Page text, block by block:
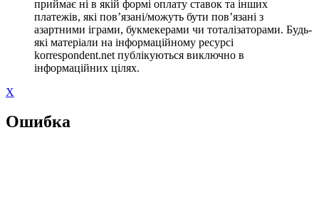
приймає ні в якій формі оплату ставок та інших
платежів, які пов’язані/можуть бути пов’язані з
азартними іграми, букмекерами чи тоталізаторами. Будь-
які матеріали на інформаційному ресурсі
korrespondent.net публікуються виключно в
інформаційних цілях.
X
Ошибка